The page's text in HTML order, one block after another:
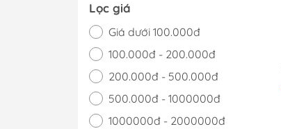
Lọc giá
Giá dưới 100.000đ
100.000đ - 200.000đ
200.000đ - 500.000đ
500.000đ - 1000000đ
1000000đ - 2000000đ